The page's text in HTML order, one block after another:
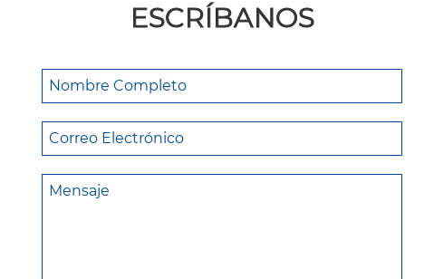
ESCRÍBANOS